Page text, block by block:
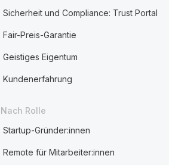
Sicherheit und Compliance: Trust Portal
Fair-Preis-Garantie
Geistiges Eigentum
Kundenerfahrung
Nach Rolle
Startup-Gründer:innen
Remote für Mitarbeiter:innen